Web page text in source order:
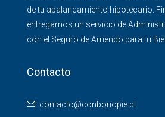
de tu apalancamiento hipotecario.
entregamos un servicio de
con el Seguro de Arriendo para tu
Contacto
contacto@conbonopie.cl